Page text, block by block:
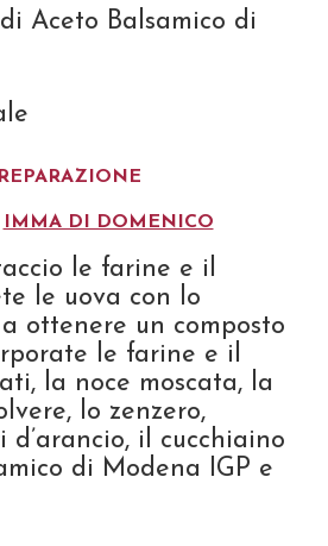
di Aceto Balsamico di
IMMA DI DOMENICO
le farine e il
le uova con lo
ottenere un composto
le farine e il
la noce moscata, la
lo zenzero,
d’arancio, il cucchiaino
di Modena IGP e